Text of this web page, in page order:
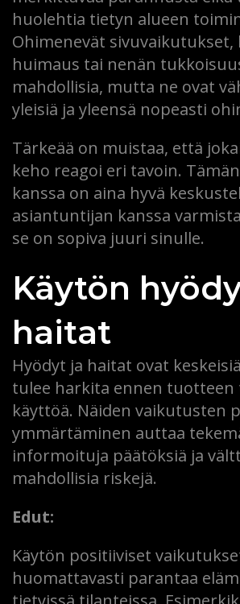
huolehtia tietyn alueen
Ohimenevät sivuvaikutukset,
huimaus tai nenän
mahdollisia, mutta ne ovat
yleisiä ja yleensä nopeasti
Tärkeää on muistaa, että
keho reagoi eri tavoin.
kanssa on aina hyvä
asiantuntijan kanssa
se on sopiva juuri sinulle.
Käytön
haitat
Hyödyt ja haitat ovat
tulee harkita ennen tuotteen
käyttöä. Näiden vaikutusten
ymmärtäminen auttaa
informoituja päätöksiä ja
mahdollisia riskejä.
Edut:
Käytön positiiviset
huomattavasti parantaa